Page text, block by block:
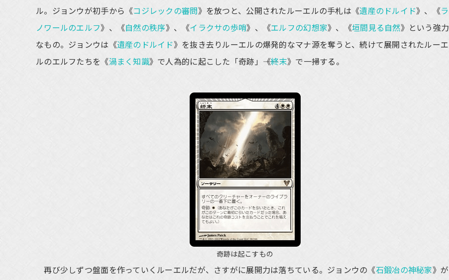
ル。ジョンウが初手から《コジレックの審問》を放つと、公開されたルーエルの手札は《遺産のドルイド》、《ラ
ノワールのエルフ》、《自然の秩序》、《イラクサの歩哨》、《エルフの幻想家》、《垣間見る自然》という強力
なもの。ジョンウは《遺産のドルイド》を抜き去りルーエルの爆発的なマナ源を奪うと、続けて展開されたルーエ
ルのエルフたちを《渦まく知識》で人為的に起こした「奇跡」――《終末》で一掃する。
奇跡は起こすもの
再び少しずつ盤面を作っていくルーエルだが、さすがに展開力は落ちている。ジョンウの《石鍛冶の神秘家》が